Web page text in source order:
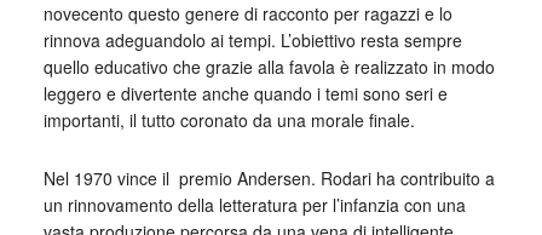
novecento questo genere di racconto per ragazzi e lo
rinnova adeguandolo ai tempi. L’obiettivo resta sempre
quello educativo che grazie alla favola è realizzato in modo
leggero e divertente anche quando i temi sono seri e
importanti, il tutto coronato da una morale finale.
Nel 1970 vince il premio Andersen. Rodari ha contribuito a
un rinnovamento della letteratura per l’infanzia con una